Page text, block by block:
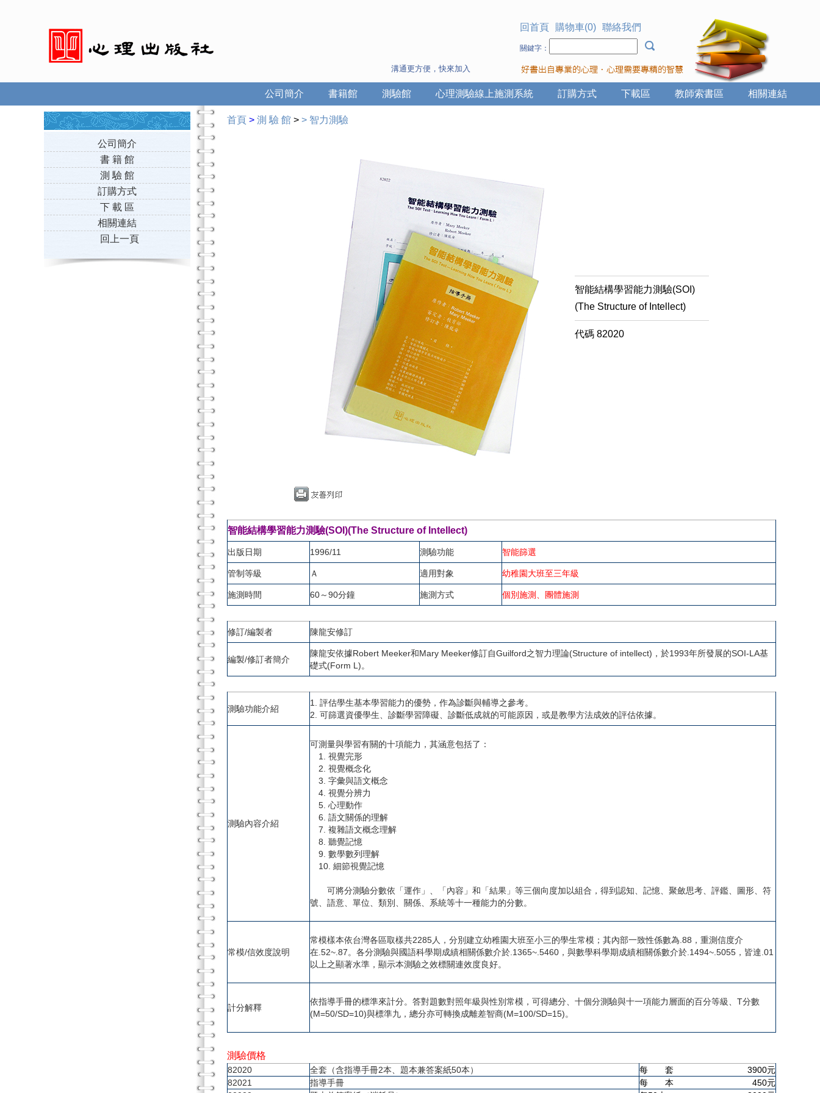
溝通更方便，快來加入Line 與 Wechat ~
回首頁 購物車(0) 聯絡我們
關鍵字：
相關連結
教師索書區
下載區
訂購方式
心理測驗線上施測系統
測驗館
書籍館
公司簡介
公司簡介
書 籍 館
測 驗 館
訂購方式
下 載 區
相關連結
回上一頁
首頁 > 測 驗 館 > > 智力測驗
智能結構學習能力測驗(SOI)
(The Structure of Intellect)
代碼 82020
智能結構學習能力測驗(SOI)(The Structure of Intellect)
出版日期 1996/11 測驗功能 智能篩選
管制等級 Ａ 適用對象 幼稚園大班至三年級
施測時間 60～90分鐘 施測方式 個別施測、團體施測
修訂/編製者 陳龍安修訂
編製/修訂者簡介
陳龍安依據Robert Meeker和Mary Meeker修訂自Guilford之智力理論(Structure of intellect)，於1993年所發展的SOI-LA基
礎式(Form L)。
測驗功能介紹
1. 評估學生基本學習能力的優勢，作為診斷與輔導之參考。
2. 可篩選資優學生、診斷學習障礙、診斷低成就的可能原因，或是教學方法成效的評估依據。
測驗內容介紹
可測量與學習有關的十項能力，其涵意包括了：
1. 視覺完形
2. 視覺概念化
3. 字彙與語文概念
4. 視覺分辨力
5. 心理動作
6. 語文關係的理解
7. 複雜語文概念理解
8. 聽覺記憶
9. 數學數列理解
10. 細節視覺記憶
可將分測驗分數依「運作」、「內容」和「結果」等三個向度加以組合，得到認知、記憶、聚斂思考、評鑑、圖形、符
號、語意、單位、類別、關係、系統等十一種能力的分數。
常模/信效度說明
常模樣本依台灣各區取樣共2285人，分別建立幼稚園大班至小三的學生常模；其內部一致性係數為.88，重測信度介
在.52~.87。各分測驗與國語科學期成績相關係數介於.1365~.5460，與數學科學期成績相關係數介於.1494~.5055，皆達.01
以上之顯著水準，顯示本測驗之效標關連效度良好。
計分解釋
依指導手冊的標準來計分。答對題數對照年級與性別常模，可得總分、十個分測驗與十一項能力層面的百分等級、T分數
(M=50/SD=10)與標準九，總分亦可轉換成離差智商(M=100/SD=15)。
測驗價格
82020 全套（含指導手冊2本、題本兼答案紙50本） 每 套
3900元
82021
指導手冊 每 本
450元